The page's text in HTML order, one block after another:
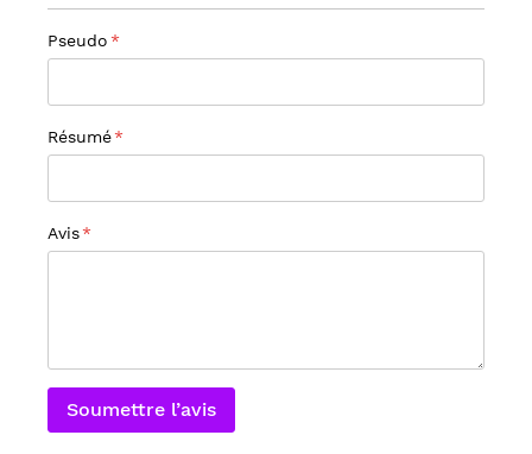
Pseudo
Résumé
Avis
Soumettre l’avis